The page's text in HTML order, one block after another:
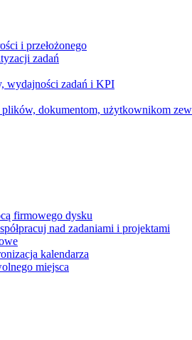
i przełożonego
zadań
wydajności zadań i KPI
dokumentom, użytkownikom
firmowego dysku
nad zadaniami i projektami
kalendarza
miejsca